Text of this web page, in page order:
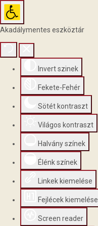
Akadálymentes eszköztár
Invert szinek
Fekete-Fehér
Sötét kontraszt
Világos kontraszt
Halvány színek
Élénk színek
Linkek kiemelése
Fejlécek kiemelése
Screen reader